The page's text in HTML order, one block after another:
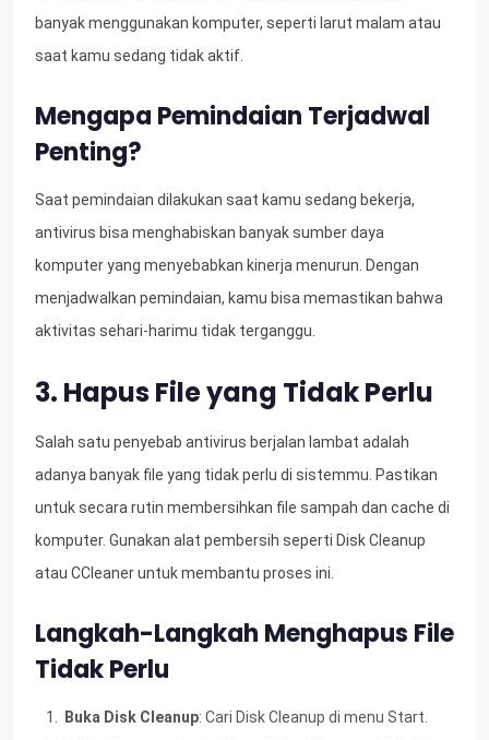
banyak menggunakan komputer, seperti larut malam atau
saat kamu sedang tidak aktif.
Mengapa Pemindaian Terjadwal
Penting?
Saat pemindaian dilakukan saat kamu sedang bekerja,
antivirus bisa menghabiskan banyak sumber daya
komputer yang menyebabkan kinerja menurun. Dengan
menjadwalkan pemindaian, kamu bisa memastikan bahwa
aktivitas sehari-harimu tidak terganggu.
3. Hapus File yang Tidak Perlu
Salah satu penyebab antivirus berjalan lambat adalah
adanya banyak file yang tidak perlu di sistemmu. Pastikan
untuk secara rutin membersihkan file sampah dan cache di
komputer. Gunakan alat pembersih seperti Disk Cleanup
atau CCleaner untuk membantu proses ini.
Langkah-Langkah Menghapus File
Tidak Perlu
Buka Disk Cleanup: Cari Disk Cleanup di menu Start.